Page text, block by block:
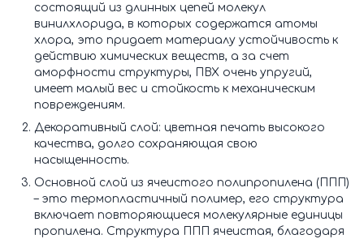
состоящий из длинных цепей молекул
винилхлорида, в которых содержатся атомы
хлора, это придает материалу устойчивость к
действию химических веществ, а за счет
аморфности структуры, ПВХ очень упругий,
имеет малый вес и стойкость к механическим
повреждениям.
Декоративный слой: цветная печать высокого
качества, долго сохраняющая свою
насыщенность.
Основной слой из ячеистого полипропилена (ППП)
– это термопластичный полимер, его структура
включает повторяющиеся молекулярные единицы
пропилена. Структура ППП ячеистая, благодаря